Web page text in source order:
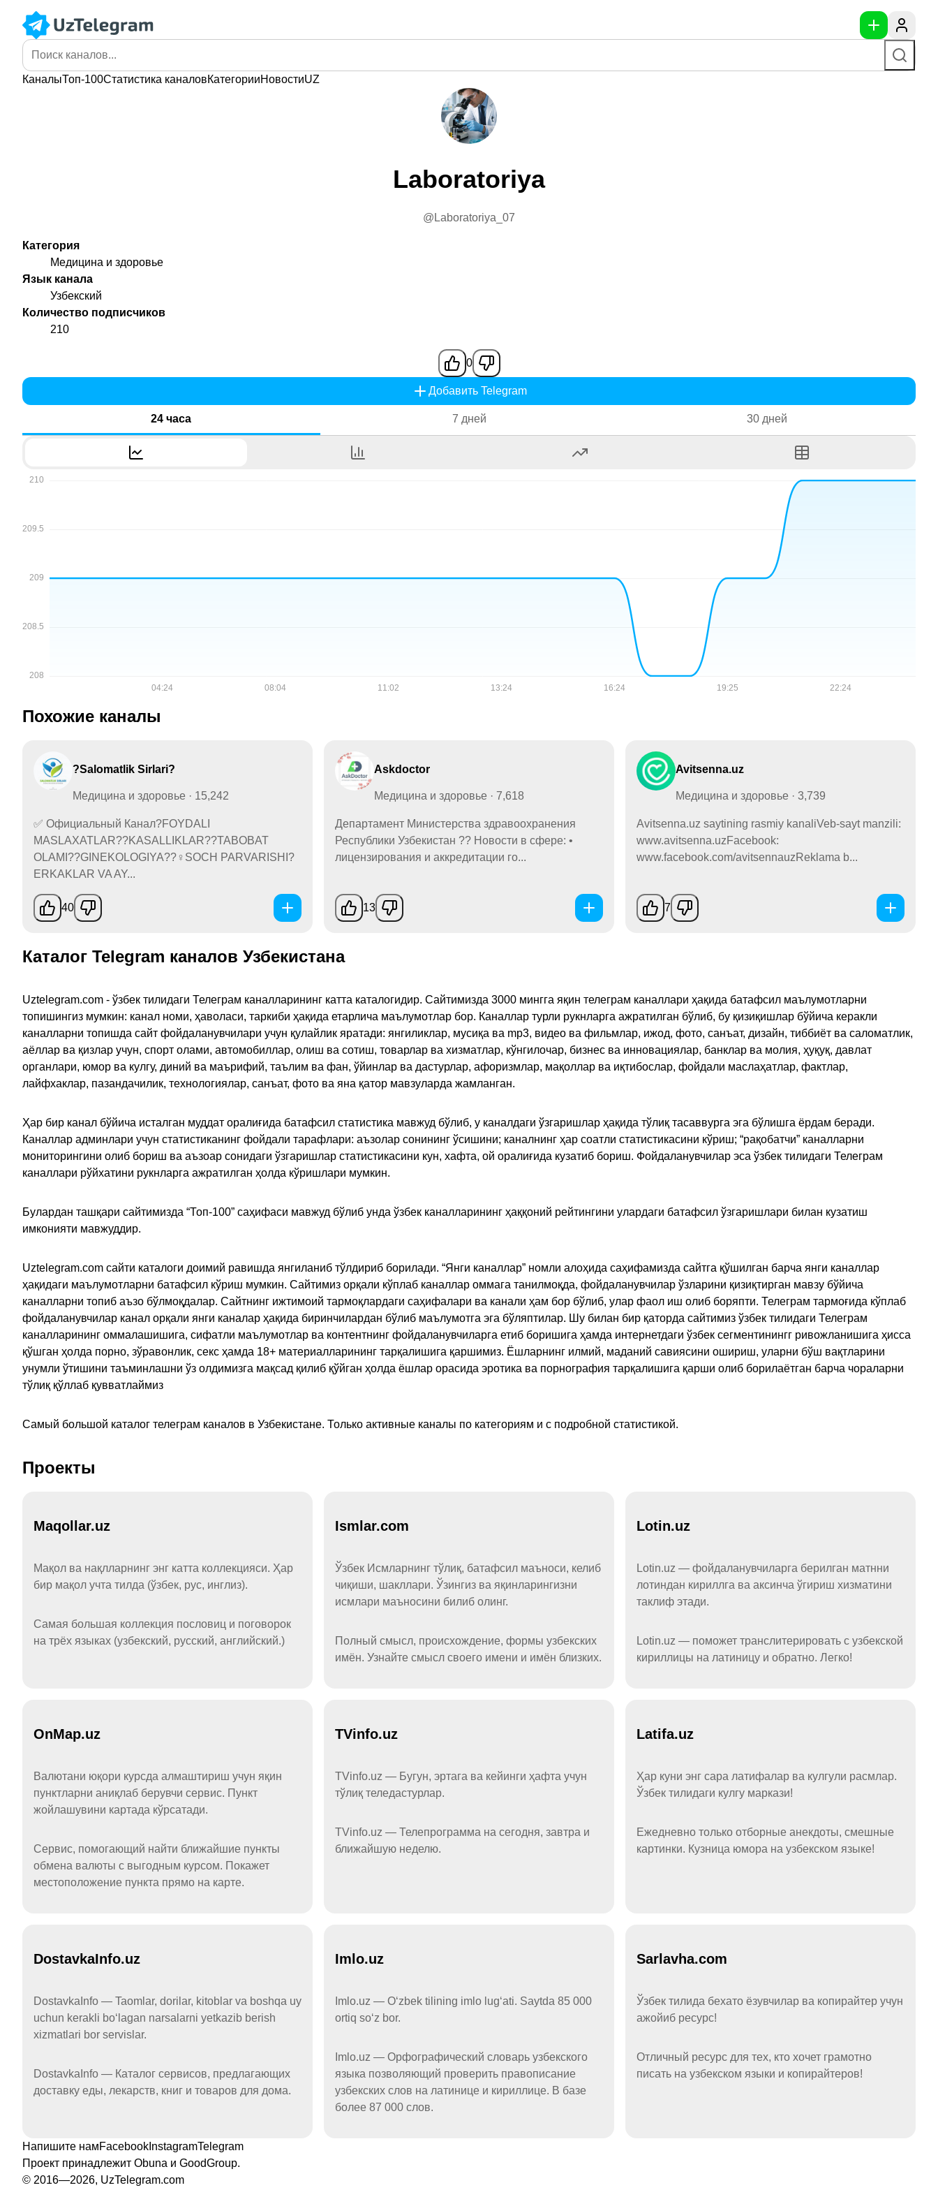
КаналыТоп-100Статистика каналовКатегорииНовостиUZ
Laboratoriya
@Laboratoriya_07
Категория
Медицина и здоровье
Язык канала
Узбекский
Количество подписчиков
210
0
Добавить Telegram
24 часа 7 дней 30 дней
Похожие каналы
?Salomatlik Sirlari?
Медицина и здоровье · 15,242
✅ Официальный Канал?FOYDALI
MASLAXATLAR??KASALLIKLAR??TABOBAT
OLAMI??GINEKOLOGIYA??‍♀️SOCH PARVARISHI?
ERKAKLAR VA AY...
40
Askdoctor
Медицина и здоровье · 7,618
Департамент Министерства здравоохранения
Республики Узбекистан ?? Новости в сфере: •
лицензирования и аккредитации го...
13
Avitsenna.uz
Медицина и здоровье · 3,739
Avitsenna.uz saytining rasmiy kanaliVeb-sayt manzili:
www.avitsenna.uzFacebook:
www.facebook.com/avitsennauzReklama b...
7
Каталог Telegram каналов Узбекистана
Uztelegram.com - ўзбек тилидаги Телеграм каналларининг катта каталогидир. Сайтимизда 3000 мингга яқин телеграм каналлари ҳақида батафсил маълумотларни
топишингиз мумкин: канал номи, ҳаволаси, таркиби ҳақида етарлича маълумотлар бор. Каналлар турли рукнларга ажратилган бўлиб, бу қизиқишлар бўйича керакли
каналларни топишда сайт фойдаланувчилари учун қулайлик яратади: янгиликлар, мусиқа ва mp3, видео ва фильмлар, ижод, фото, санъат, дизайн, тиббиёт ва саломатлик,
аёллар ва қизлар учун, спорт олами, автомобиллар, олиш ва сотиш, товарлар ва хизматлар, кўнгилочар, бизнес ва инновациялар, банклар ва молия, ҳуқуқ, давлат
органлари, юмор ва кулгу, диний ва маърифий, таълим ва фан, ўйинлар ва дастурлар, афоризмлар, мақоллар ва иқтибослар, фойдали маслаҳатлар, фактлар,
лайфхаклар, пазандачилик, технологиялар, санъат, фото ва яна қатор мавзуларда жамланган.
Ҳар бир канал бўйича исталган муддат оралиғида батафсил статистика мавжуд бўлиб, у каналдаги ўзгаришлар ҳақида тўлиқ тасаввурга эга бўлишга ёрдам беради.
Каналлар админлари учун статистиканинг фойдали тарафлари: аъзолар сонининг ўсишини; каналнинг ҳар соатли статистикасини кўриш; “рақобатчи” каналларни
мониторингини олиб бориш ва аъзоар сонидаги ўзгаришлар статистикасини кун, хафта, ой оралиғида кузатиб бориш. Фойдаланувчилар эса ўзбек тилидаги Телеграм
каналлари рўйхатини рукнларга ажратилган ҳолда кўришлари мумкин.
Булардан ташқари сайтимизда “Топ-100” саҳифаси мавжуд бўлиб унда ўзбек каналларининг ҳаққоний рейтингини улардаги батафсил ўзгаришлари билан кузатиш
имконияти мавжуддир.
Uztelegram.com сайти каталоги доимий равишда янгиланиб тўлдириб борилади. “Янги каналлар” номли алоҳида саҳифамизда сайтга қўшилган барча янги каналлар
ҳақидаги маълумотларни батафсил кўриш мумкин. Сайтимиз орқали кўплаб каналлар оммага танилмоқда, фойдаланувчилар ўзларини қизиқтирган мавзу бўйича
каналларни топиб аъзо бўлмоқдалар. Сайтнинг ижтимоий тармоқлардаги саҳифалари ва канали ҳам бор бўлиб, улар фаол иш олиб боряпти. Телеграм тармоғида кўплаб
фойдаланувчилар канал орқали янги каналар ҳақида биринчилардан бўлиб маълумотга эга бўляптилар. Шу билан бир қаторда сайтимиз ўзбек тилидаги Телеграм
каналларининг оммалашишига, сифатли маълумотлар ва контентнинг фойдаланувчиларга етиб боришига ҳамда интернетдаги ўзбек сегментинингг ривожланишига ҳисса
қўшган ҳолда порно, зўравонлик, секс ҳамда 18+ материалларининг тарқалишига қаршимиз. Ёшларнинг илмий, маданий савиясини ошириш, уларни бўш вақтларини
унумли ўтишини таъминлашни ўз олдимизга мақсад қилиб қўйган ҳолда ёшлар орасида эротика ва порнография тарқалишига қарши олиб борилаётган барча чораларни
тўлиқ қўллаб қувватлаймиз
Самый большой каталог телеграм каналов в Узбекистане. Только активные каналы по категориям и с подробной статистикой.
Проекты
Maqollar.uz
Мақол ва нақлларнинг энг катта коллекцияси. Ҳар
бир мақол учта тилда (ўзбек, рус, инглиз).
Самая большая коллекция пословиц и поговорок
на трёх языках (узбекский, русский, английский.)
Ismlar.com
Ўзбек Исмларнинг тўлиқ, батафсил маъноси, келиб
чиқиши, шакллари. Ўзингиз ва яқинларингизни
исмлари маъносини билиб олинг.
Полный смысл, происхождение, формы узбекских
имён. Узнайте смысл своего имени и имён близких.
Lotin.uz
Lotin.uz — фойдаланувчиларга берилган матнни
лотиндан кириллга ва аксинча ўгириш хизматини
таклиф этади.
Lotin.uz — поможет транслитерировать с узбекской
кириллицы на латиницу и обратно. Легко!
OnMap.uz
Валютани юқори курсда алмаштириш учун яқин
пунктларни аниқлаб берувчи сервис. Пункт
жойлашувини картада кўрсатади.
Сервис, помогающий найти ближайшие пункты
обмена валюты с выгодным курсом. Покажет
местоположение пункта прямо на карте.
TVinfo.uz
TVinfo.uz — Бугун, эртага ва кейинги ҳафта учун
тўлиқ теледастурлар.
TVinfo.uz — Телепрограмма на сегодня, завтра и
ближайшую неделю.
Latifa.uz
Ҳар куни энг сара латифалар ва кулгули расмлар.
Ўзбек тилидаги кулгу маркази!
Ежедневно только отборные анекдоты, смешные
картинки. Кузница юмора на узбекском языке!
DostavkaInfo.uz
DostavkaInfo — Taomlar, dorilar, kitoblar va boshqa uy
uchun kerakli boʻlagan narsalarni yetkazib berish
xizmatlari bor servislar.
DostavkaInfo — Каталог сервисов, предлагающих
доставку еды, лекарств, книг и товаров для дома.
Imlo.uz
Imlo.uz — Oʻzbek tilining imlo lugʻati. Saytda 85 000
ortiq soʻz bor.
Imlo.uz — Орфографический словарь узбекского
языка позволяющий проверить правописание
узбекских слов на латинице и кириллице. В базе
более 87 000 слов.
Sarlavha.com
Ўзбек тилида бехато ёзувчилар ва копирайтер учун
ажойиб ресурс!
Отличный ресурс для тех, кто хочет грамотно
писать на узбекском языки и копирайтеров!
Напишите намFacebook InstagramTelegram
Проект принадлежит Obuna и GoodGroup.
© 2016—2026, UzTelegram.com